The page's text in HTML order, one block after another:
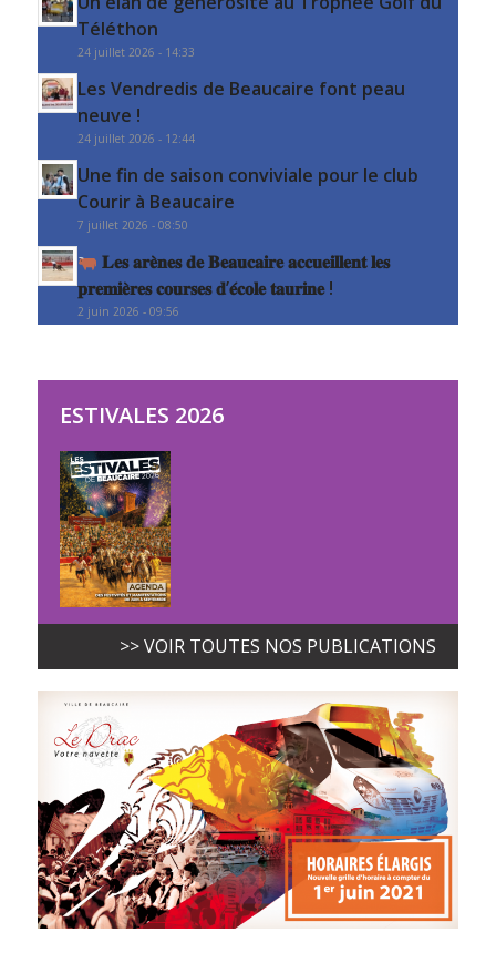
Téléthon
24 juillet 2026 - 14:33
Les Vendredis de Beaucaire font peau
neuve !
24 juillet 2026 - 12:44
Une fin de saison conviviale pour le club
Courir à Beaucaire
7 juillet 2026 - 08:50
𝐋𝐞𝐬 𝐚𝐫𝐞̀𝐧𝐞𝐬 𝐝𝐞 𝐁𝐞𝐚𝐮𝐜𝐚𝐢𝐫𝐞 𝐚𝐜𝐜𝐮𝐞𝐢𝐥𝐥𝐞𝐧𝐭 𝐥𝐞𝐬
𝐩𝐫𝐞𝐦𝐢𝐞̀𝐫𝐞𝐬 𝐜𝐨𝐮𝐫𝐬𝐞𝐬 𝐝’𝐞́𝐜𝐨𝐥𝐞 𝐭𝐚𝐮𝐫𝐢𝐧𝐞 !
2 juin 2026 - 09:56
ESTIVALES 2026
>> VOIR TOUTES NOS PUBLICATIONS